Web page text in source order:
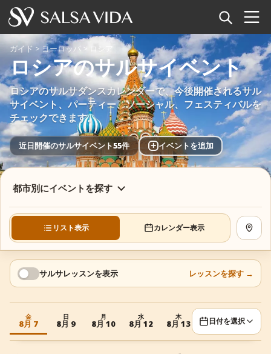
ホーム
イベント
ニュース
記事
動画
サルサ用語集
ショップ
+ イベントを追加
ガイド> ヨーロッパ > ロシア
ロシアのサルサイベント
ロシアのサルサダンスカレンダーで、今後開催されるサル
サイベント、パーティー、ソーシャル、フェスティバルを
チェックできます。
近日開催のサルサイベント55件 + イベントを追加
都市別にイベントを探す
リスト表示 カレンダー表示 地図
サルサレッスンを表示 レッスンを探す →
金
8月 7
日
8月 9
月
8月 10
水
8月 12
木
8月 13
金
8月 14 8月 15
日付を選択